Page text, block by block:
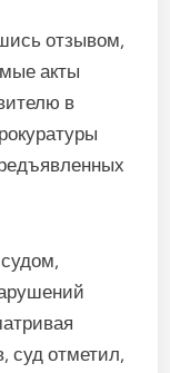
отзывом,
акты
в
суд отметил,